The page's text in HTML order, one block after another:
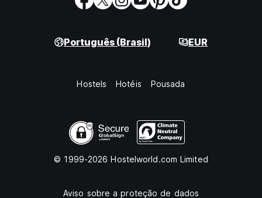
qualquer reembolso.
selecionados e não em todas as propriedades do The
acessíveis possível para todos os hóspedes, adotamos um
Ao oferecer estes itens mediante pagamento, podemos
manter preços base mais baixos para os nossos quartos,
tornando o nosso hostel acessível a viajantes preocupados
com o orçamento. Entendemos que viajantes diferentes têm
translated from original language)
Português (Brasil) EUR
Hostels Hotéis Pousada
© 1999-2026 Hostelworld.com Limited
Aviso sobre a proteção de dados